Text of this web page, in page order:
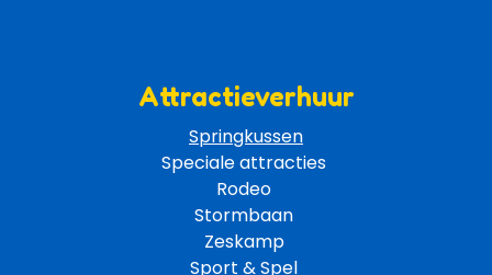
Attractieverhuur
Springkussen
Speciale attracties
Rodeo
Stormbaan
Zeskamp
Sport & Spel